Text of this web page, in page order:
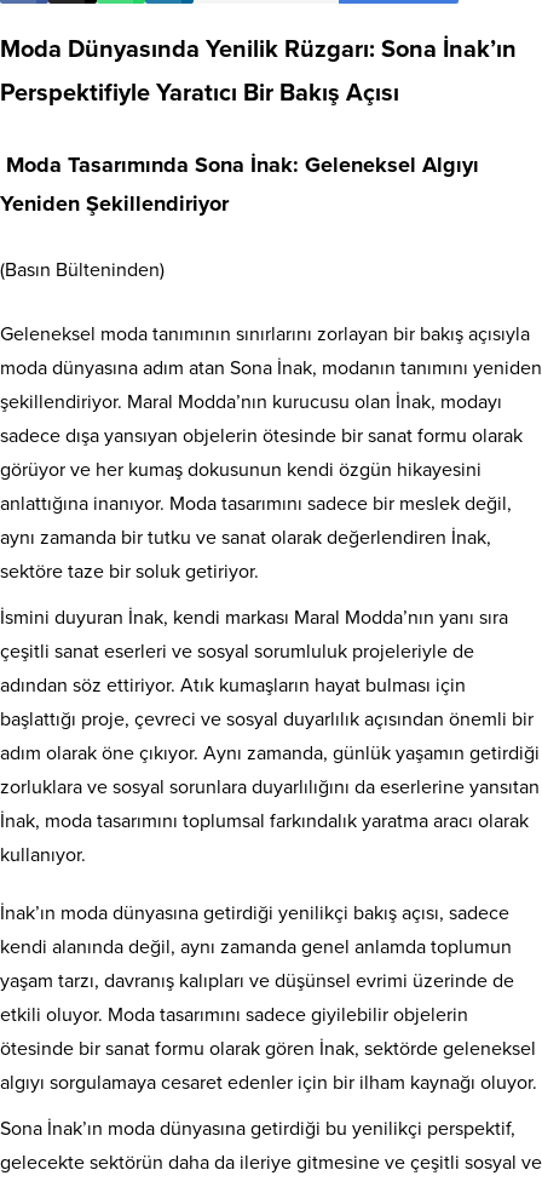
Moda Dünyasında Yenilik Rüzgarı: Sona İnak’ın
Perspektifiyle Yaratıcı Bir Bakış Açısı
Moda Tasarımında Sona İnak: Geleneksel Algıyı
Yeniden Şekillendiriyor
(Basın Bülteninden)
Geleneksel moda tanımının sınırlarını zorlayan bir bakış açısıyla
moda dünyasına adım atan Sona İnak, modanın tanımını yeniden
şekillendiriyor. Maral Modda’nın kurucusu olan İnak, modayı
sadece dışa yansıyan objelerin ötesinde bir sanat formu olarak
görüyor ve her kumaş dokusunun kendi özgün hikayesini
anlattığına inanıyor. Moda tasarımını sadece bir meslek değil,
aynı zamanda bir tutku ve sanat olarak değerlendiren İnak,
sektöre taze bir soluk getiriyor.
İsmini duyuran İnak, kendi markası Maral Modda’nın yanı sıra
çeşitli sanat eserleri ve sosyal sorumluluk projeleriyle de
adından söz ettiriyor. Atık kumaşların hayat bulması için
başlattığı proje, çevreci ve sosyal duyarlılık açısından önemli bir
adım olarak öne çıkıyor. Aynı zamanda, günlük yaşamın getirdiği
zorluklara ve sosyal sorunlara duyarlılığını da eserlerine yansıtan
İnak, moda tasarımını toplumsal farkındalık yaratma aracı olarak
kullanıyor.
İnak’ın moda dünyasına getirdiği yenilikçi bakış açısı, sadece
kendi alanında değil, aynı zamanda genel anlamda toplumun
yaşam tarzı, davranış kalıpları ve düşünsel evrimi üzerinde de
etkili oluyor. Moda tasarımını sadece giyilebilir objelerin
ötesinde bir sanat formu olarak gören İnak, sektörde geleneksel
algıyı sorgulamaya cesaret edenler için bir ilham kaynağı oluyor.
Sona İnak’ın moda dünyasına getirdiği bu yenilikçi perspektif,
gelecekte sektörün daha da ileriye gitmesine ve çeşitli sosyal ve